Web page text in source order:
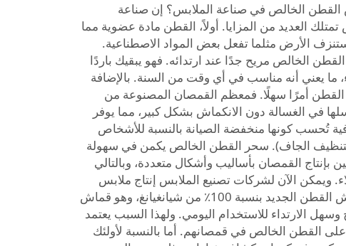
الخالص في صناعة الملابس؟ إن صناعة
العديد من المزايا. أولاً، القطن مادة عضوية مما
الأرض مثلما تفعل بعض المواد الاصطناعية.
الخالص مريح جدًا عند ارتدائه. فهو يبقيك باردًا
ما يعني أنه مناسب في أي وقت من السنة. بالإضافة
أمرًا سهلًا. فمعظم القمصان المصنوعة من
يمكن غسلها في الغسالة دون الانكماش بشكل كبير، مما يوفر
تُحسب كونها منخفضة الصيانة بالنسبة للأشخاص
الجاف). سحر القطن الخالص يكمن في سهولة
القمصان بأساليب وأشكال متعددة، وبالتالي
ويمكن الآن لشركات تصنيع الملابس إنتاج ملابس
عالية الجودة باستخدام قماش القطن الجديد بنسبة 100٪ من شيانغيانغ، وهو قماش
الارتداء للاستخدام اليومي. ولهذا السبب يعتمد
على القطن الخالص في قمصانهم. أما بالنسبة لأولئك